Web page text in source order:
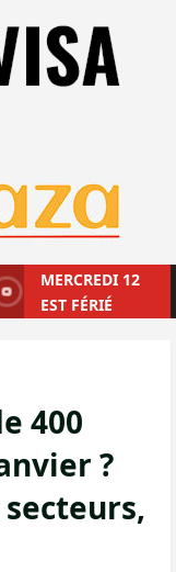
MERCREDI 12
EST FÉRIÉ
400
?